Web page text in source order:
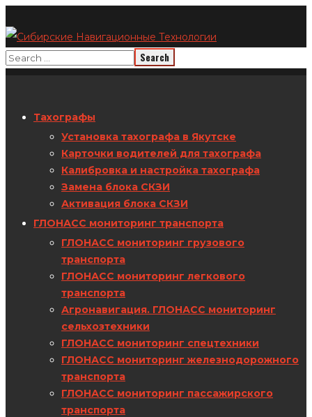
Тахографы
Установка тахографа в Якутске
Карточки водителей для тахографа
Калибровка и настройка тахографа
Замена блока СКЗИ
Активация блока СКЗИ
ГЛОНАСС мониторинг транспорта
ГЛОНАСС мониторинг грузового
транспорта
ГЛОНАСС мониторинг легкового
транспорта
Агронавигация. ГЛОНАСС мониторинг
сельхозтехники
ГЛОНАСС мониторинг спецтехники
ГЛОНАСС мониторинг железнодорожного
транспорта
ГЛОНАСС мониторинг пассажирского
транспорта